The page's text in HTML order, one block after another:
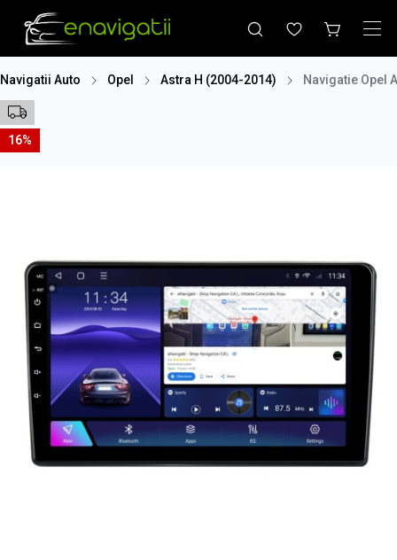
Navigatii Auto Opel Astra H (2004-2014) Navigatie Opel
16%